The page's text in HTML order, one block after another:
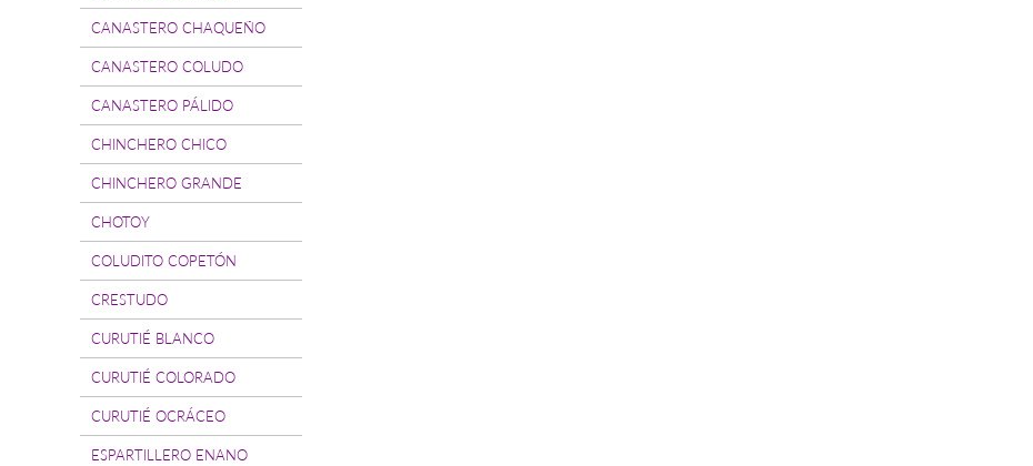
CANASTERO CHAQUEÑO
CANASTERO COLUDO
CANASTERO PÁLIDO
CHINCHERO CHICO
CHINCHERO GRANDE
CHOTOY
COLUDITO COPETÓN
CRESTUDO
CURUTIÉ BLANCO
CURUTIÉ COLORADO
CURUTIÉ OCRÁCEO
ESPARTILLERO ENANO